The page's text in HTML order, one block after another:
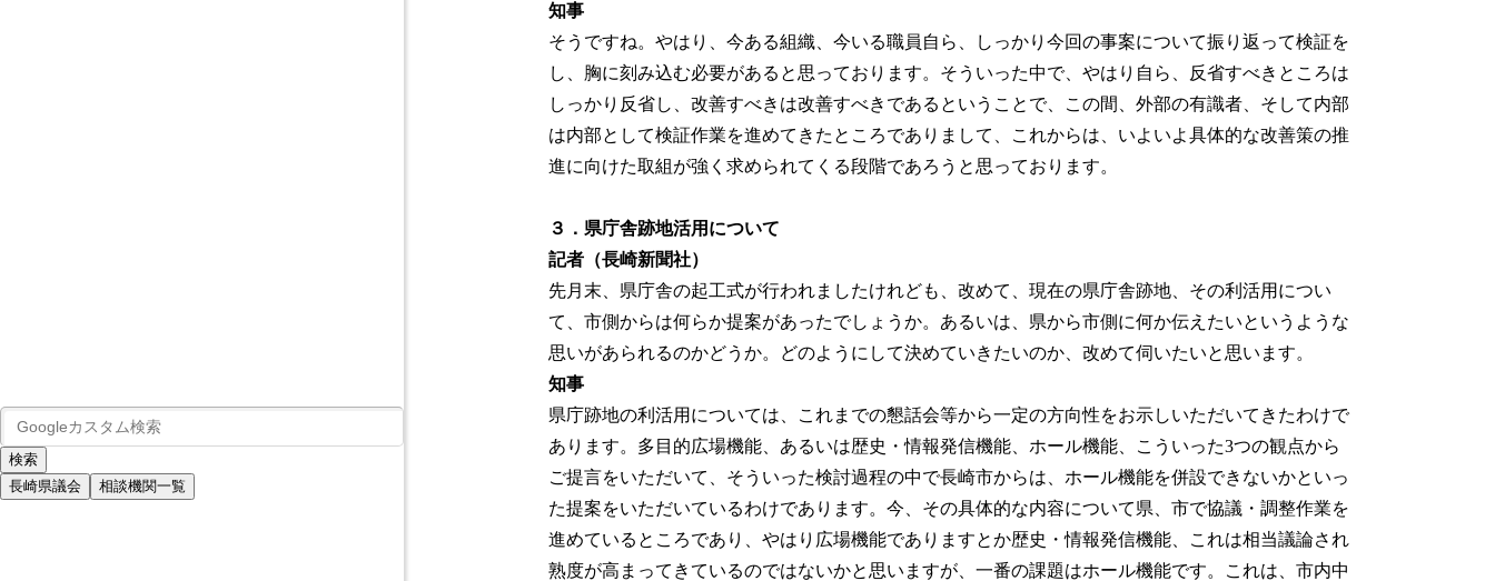
長崎県議会 相談機関一覧
知事
そうですね。やはり、今ある組織、今いる職員自ら、しっかり今回の事案について振り返って検証を
し、胸に刻み込む必要があると思っております。そういった中で、やはり自ら、反省すべきところは
しっかり反省し、改善すべきは改善すべきであるということで、この間、外部の有識者、そして内部
は内部として検証作業を進めてきたところでありまして、これからは、いよいよ具体的な改善策の推
進に向けた取組が強く求められてくる段階であろうと思っております。
３．県庁舎跡地活用について
記者（長崎新聞社）
先月末、県庁舎の起工式が行われましたけれども、改めて、現在の県庁舎跡地、その利活用につい
て、市側からは何らか提案があったでしょうか。あるいは、県から市側に何か伝えたいというような
思いがあられるのかどうか。どのようにして決めていきたいのか、改めて伺いたいと思います。
知事
県庁跡地の利活用については、これまでの懇話会等から一定の方向性をお示しいただいてきたわけで
あります。多目的広場機能、あるいは歴史・情報発信機能、ホール機能、こういった3つの観点から
ご提言をいただいて、そういった検討過程の中で長崎市からは、ホール機能を併設できないかといっ
た提案をいただいているわけであります。今、その具体的な内容について県、市で協議・調整作業を
進めているところであり、やはり広場機能でありますとか歴史・情報発信機能、これは相当議論され
熟度が高まってきているのではないかと思いますが、一番の課題はホール機能です。これは、市内中